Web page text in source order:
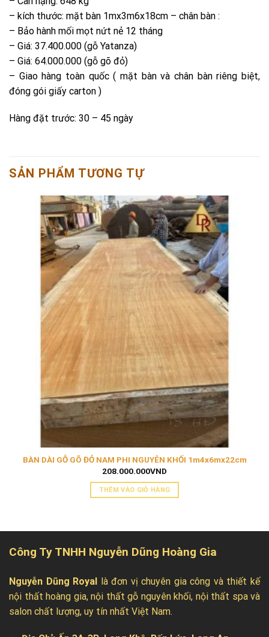
– kích thước: mặt bàn 1mx3m6x18cm – chân bàn :
– Bảo hành mối mọt nứt nẻ 12 tháng
– Giá: 37.400.000 (gỗ Yatanza)
– Giá: 64.000.000 (gỗ gõ đỏ)
– Giao hàng toàn quốc ( mặt bàn và chân bàn riêng biệt,
đóng gói giấy carton )
Hàng đặt trước: 30 – 45 ngày
SẢN PHẨM TƯƠNG TỰ
BÀN DÀI GỖ GÕ ĐỎ NAM PHI NGUYÊN KHỐI 1m4x6mx22cm
208.000.000VND
THÊM VÀO GIỎ HÀNG
Công Ty TNHH Nguyễn Dũng Hoàng Gia
Nguyễn Dũng Royal là đơn vị chuyên gia công và thiết kế
nội thất hoàng gia, nội thất gỗ nguyên khối, nội thất spa và
salon chất lượng, uy tín nhất Việt Nam.